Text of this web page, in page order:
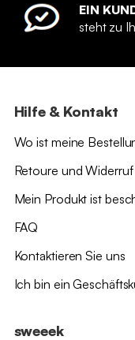
EIN
steht zu
Hilfe & Kontakt
Wo ist meine
Retoure und Widerruf
Mein Produkt ist
FAQ
Kontaktieren Sie uns
Ich bin ein
sweeek